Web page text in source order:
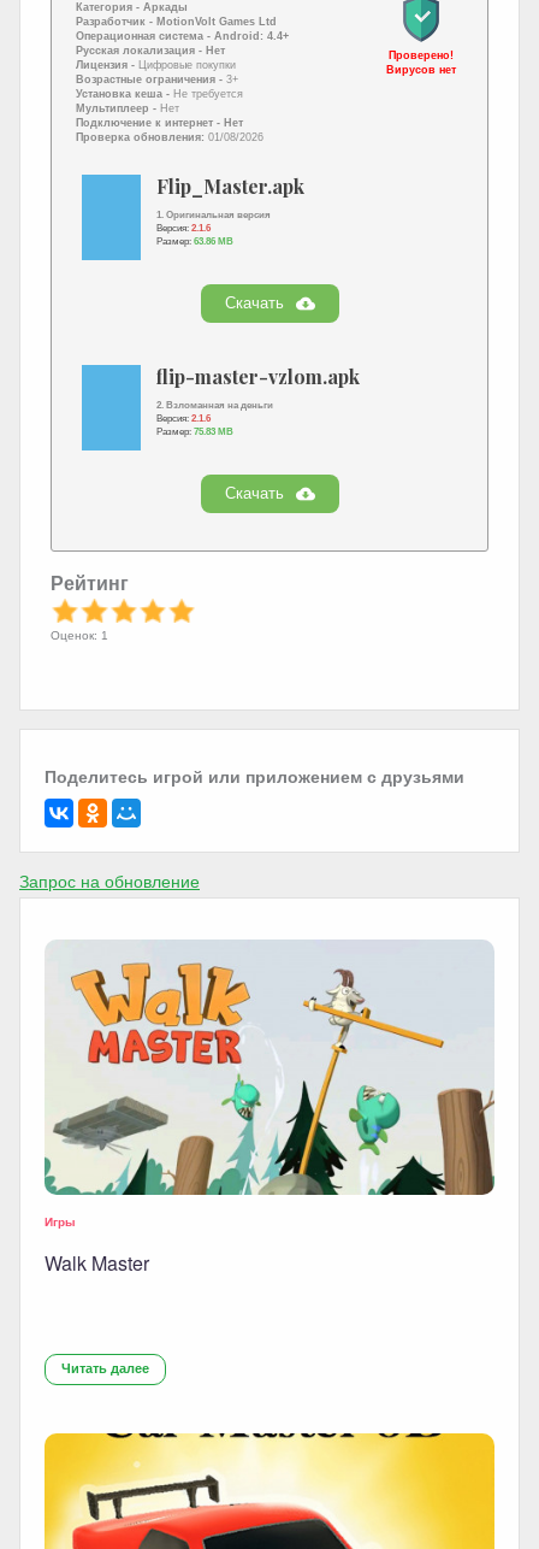
Категория - Аркады
Разработчик - MotionVolt Games Ltd
Операционная система - Android: 4.4+
Русская локализация - Нет
Лицензия - Цифровые покупки
Возрастные ограничения - 3+
Установка кеша - Не требуется
Мультиплеер - Нет
Подключение к интернет - Нет
Проверка обновления: 01/08/2026
Проверено!
Вирусов нет
Flip_Master.apk
1. Оригинальная версия
Версия: 2.1.6
Размер: 63.86 MB
Скачать
flip-master-vzlom.apk
2. Взломанная на деньги
Версия: 2.1.6
Размер: 75.83 MB
Скачать
Рейтинг
Оценок: 1
Поделитесь игрой или приложением с друзьями
Запрос на обновление
Игры
Walk Master
Читать далее